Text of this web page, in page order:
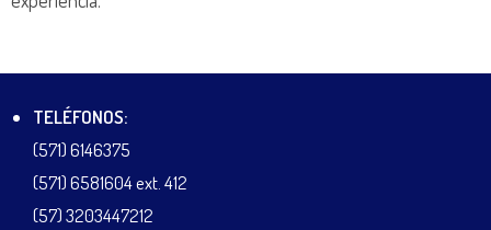
TELÉFONOS:
(571) 6146375
(571) 6581604 ext. 412
(57) 3203447212